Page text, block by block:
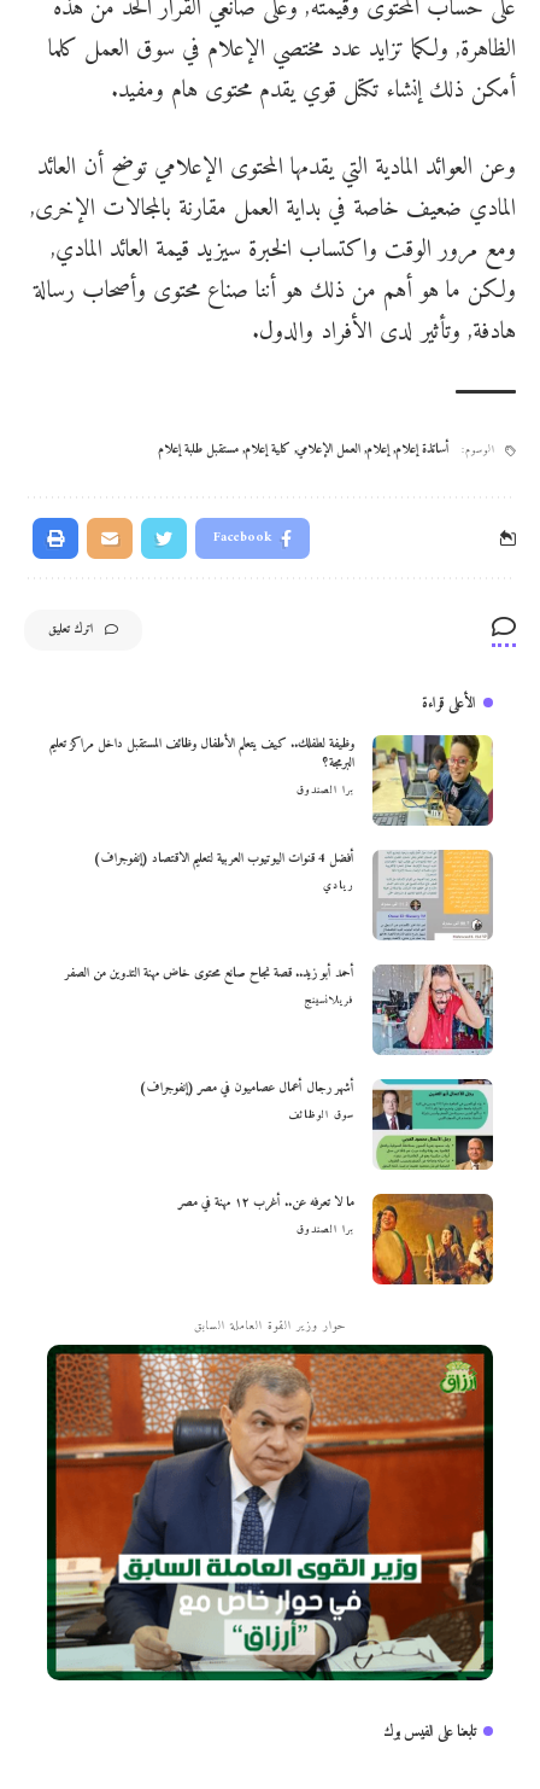
على حساب المحتوى وقيمته, وعلى صانعي القرار الحد من هذه
الظاهرة, ولكما تزايد عدد مختصي الإعلام في سوق العمل كلما
أمكن ذلك إنشاء تكتل قوي يقدم محتوى هام ومفيد.
وعن العوائد المادية التي يقدمها المحتوى الإعلامي توضح أن العائد
المادي ضعيف خاصة في بداية العمل مقارنة بالمجالات الإخرى,
ومع مرور الوقت واكتساب الخبرة سيزيد قيمة العائد المادي,
ولكن ما هو أهم من ذلك هو أننا صناع محتوى وأصحاب رسالة
هادفة, وتأثير لدى الأفراد والدول.
الوسوم: أساتذة إعلام,إعلام,العمل الإعلامي, كلية إعلام,مستقبل طلبة إعلام
Facebook
اترك تعليق
الأعلى قراءة
وظيفة لطفلك.. كيف يتعلم الأطفال وظائف المستقبل داخل مراكز تعليم
البرمجة؟
برا الصندوق
أفضل 4 قنوات اليوتيوب العربية لتعليم الاقتصاد (إنفوجراف)
ريادي
أحمد أبو زيد.. قصة نجاح صانع محتوى خاض مهنة التدوين من الصفر
فريلانسينج
أشهر رجال أعمال عصاميون في مصر (إنفوجراف)
سوق الوظائف
ما لا تعرفه عن.. أغرب ١٢ مهنة في مصر
برا الصندوق
حوار وزير القوة العاملة السابق
تابعنا على الفيس بوك